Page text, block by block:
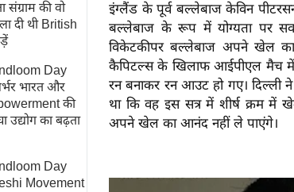
संग्राम की वो
दी थी British
Day
भारत और
की
उद्योग का बढ़ता
Day
Movement
इंग्लैंड के पूर्व बल्लेबाज केविन
बल्लेबाज के रूप में योग्यता पर
विकेटकीपर बल्लेबाज अपने खेल
कैपिटल्स के खिलाफ आईपीएल मैच
रन बनाकर रन आउट हो गए।
था कि वह इस सत्र में शीर्ष क्रम में
अपने खेल का आनंद नहीं ले पाएंगे।